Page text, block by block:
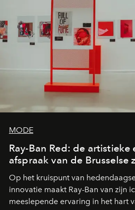
MODE
Ray-Ban Red: de artistieke
afspraak van de Brusselse
Op het kruispunt van
innovatie maakt Ray-Ban van zijn
meeslepende ervaring in het hart